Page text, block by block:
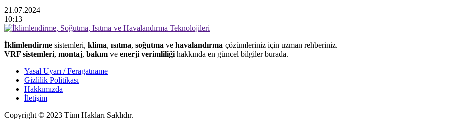
21.07.2024
10:13
İklimlendirme sistemleri, klima, ısıtma, soğutma ve havalandırma çözümleriniz için uzman rehberiniz.
VRF sistemleri, montaj, bakım ve enerji verimliliği hakkında en güncel bilgiler burada.
Yasal Uyarı / Feragatname
Gizlilik Politikası
Hakkımızda
İletişim
Copyright © 2023 Tüm Hakları Saklıdır.